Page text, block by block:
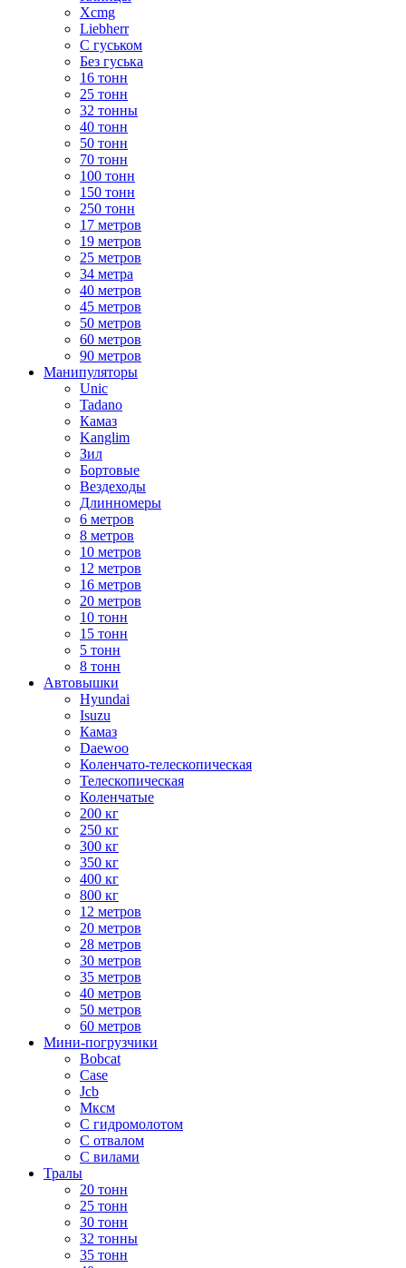
Xcmg
Liebherr
С гуськом
Без гуська
16 тонн
25 тонн
32 тонны
40 тонн
50 тонн
70 тонн
100 тонн
150 тонн
250 тонн
17 метров
19 метров
25 метров
34 метра
40 метров
45 метров
50 метров
60 метров
90 метров
Манипуляторы
Unic
Tadano
Камаз
Kanglim
Зил
Бортовые
Вездеходы
Длинномеры
6 метров
8 метров
10 метров
12 метров
16 метров
20 метров
10 тонн
15 тонн
5 тонн
8 тонн
Автовышки
Hyundai
Isuzu
Камаз
Daewoo
Коленчато-телескопическая
Телескопическая
Коленчатые
200 кг
250 кг
300 кг
350 кг
400 кг
800 кг
12 метров
20 метров
28 метров
30 метров
35 метров
40 метров
50 метров
60 метров
Мини-погрузчики
Bobcat
Case
Jcb
Мксм
С гидромолотом
С отвалом
С вилами
Тралы
20 тонн
25 тонн
30 тонн
32 тонны
35 тонн